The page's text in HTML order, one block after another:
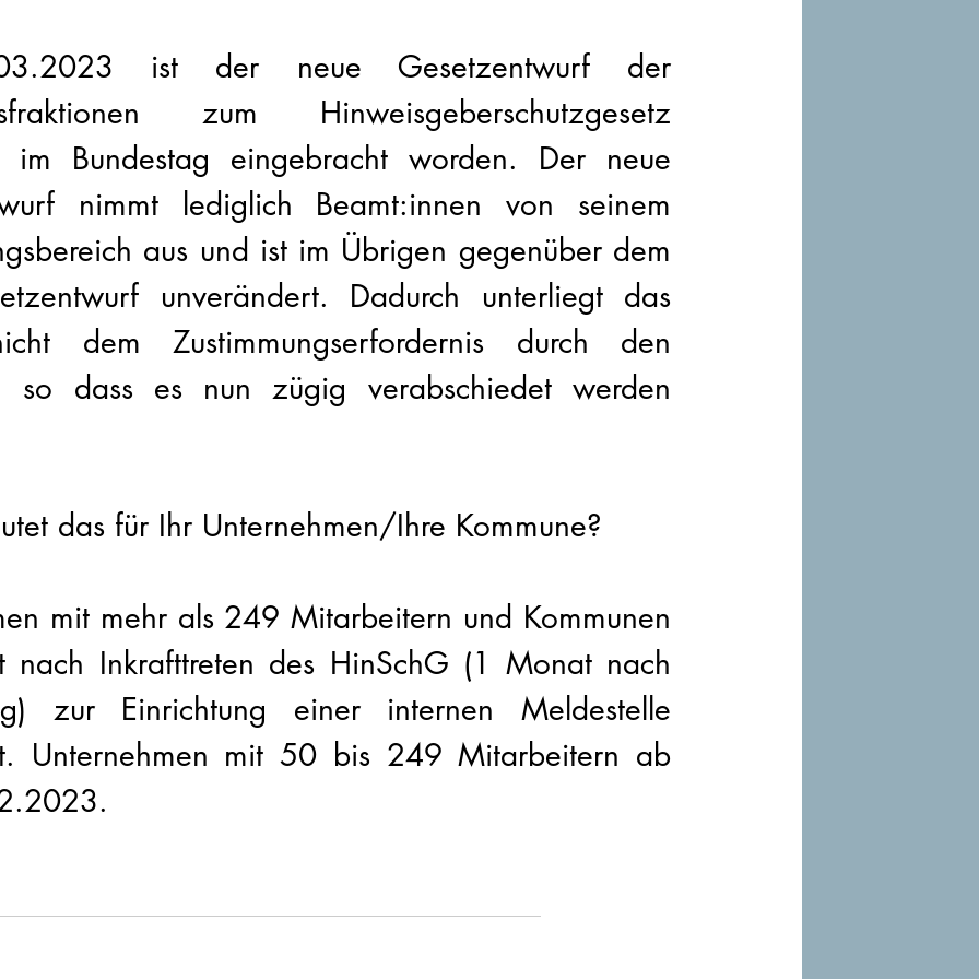
ist der neue Gesetzentwurf der
zum Hinweisgeberschutzgesetz
im Bundestag eingebracht worden. Der neue
nimmt lediglich Beamt:innen von seinem
aus und ist im Übrigen gegenüber dem
unverändert. Dadurch unterliegt das
dem Zustimmungserfordernis durch den
so dass es nun zügig verabschiedet werden
das für Ihr Unternehmen/Ihre Kommune?
mit mehr als 249 Mitarbeitern und Kommunen
nach Inkrafttreten des HinSchG (1 Monat nach
zur Einrichtung einer internen Meldestelle
Unternehmen mit 50 bis 249 Mitarbeitern ab